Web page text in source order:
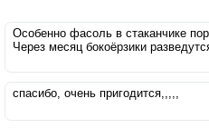
Особенно фасоль в стаканчике
Через месяц бокоёрзики
спасибо, очень пригодится,,,,,